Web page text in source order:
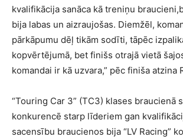
kvalifikācija sanāca kā treniņu
bija labas un aizraujošas. Diemžēl,
pārkāpumu dēļ tikām sodīti, tāpēc
kopvērtējumā, bet finišs otrajā vietā
komandai ir kā uzvara,” pēc finiša atzina
“Touring Car 3” (TC3) klases braucienā
konkurencē starp līderiem gan
sacensību braucienos bija “LV Racing”